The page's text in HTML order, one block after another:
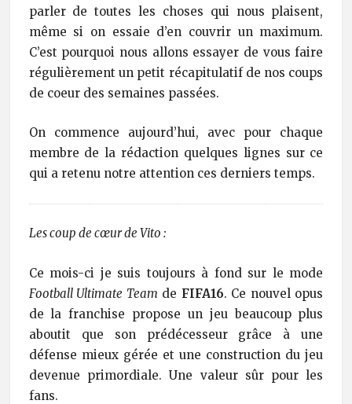
parler de toutes les choses qui nous plaisent,
même si on essaie d’en couvrir un maximum.
C’est pourquoi nous allons essayer de vous faire
régulièrement un petit récapitulatif de nos coups
de coeur des semaines passées.
On commence aujourd’hui, avec pour chaque
membre de la rédaction quelques lignes sur ce
qui a retenu notre attention ces derniers temps.
Les coup de cœur de Vito :
Ce mois-ci je suis toujours à fond sur le mode
Football Ultimate Team de FIFA16. Ce nouvel opus
de la franchise propose un jeu beaucoup plus
aboutit que son prédécesseur grâce à une
défense mieux gérée et une construction du jeu
devenue primordiale. Une valeur sûr pour les
fans.